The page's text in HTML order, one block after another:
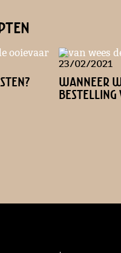
23/02/2021
Wanneer
bestelling